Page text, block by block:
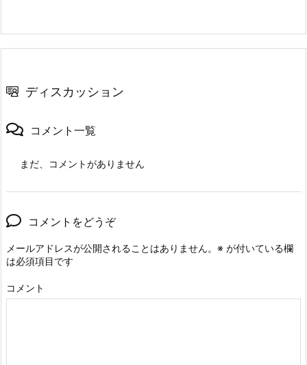
ディスカッション
コメント一覧
まだ、コメントがありません
コメントをどうぞ
メールアドレスが公開されることはありません。 ※ が付いている欄
は必須項目です
コメント